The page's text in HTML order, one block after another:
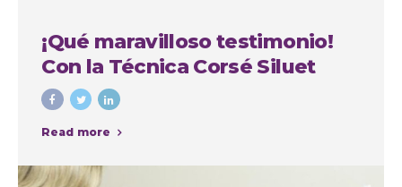
¡Qué maravilloso testimonio!
Con la Técnica Corsé Siluet
Read more